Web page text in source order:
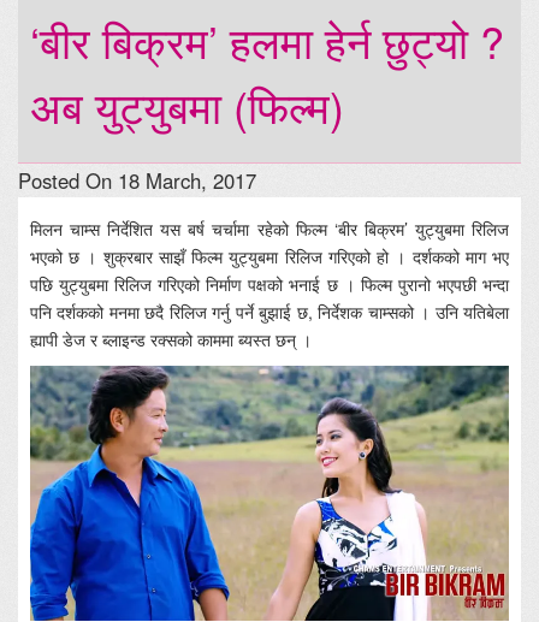
‘बीर बिक्रम’ हलमा हेर्न छुट्यो ?
अब युट्युबमा (फिल्म)
Posted On 18 March, 2017
मिलन चाम्स निर्देशित यस बर्ष चर्चामा रहेको फिल्म ‘बीर बिक्रम’ युट्युबमा रिलिज
भएको छ । शुक्रबार साझँ फिल्म युट्युबमा रिलिज गरिएको हो । दर्शकको माग भए
पछि युट्युबमा रिलिज गरिएको निर्माण पक्षको भनाई छ । फिल्म पुरानो भएपछी भन्दा
पनि दर्शकको मनमा छदै रिलिज गर्नु पर्ने बुझाई छ, निर्देशक चाम्सको । उनि यतिबेला
ह्यापी डेज र ब्लाइन्ड रक्सको काममा ब्यस्त छन् ।